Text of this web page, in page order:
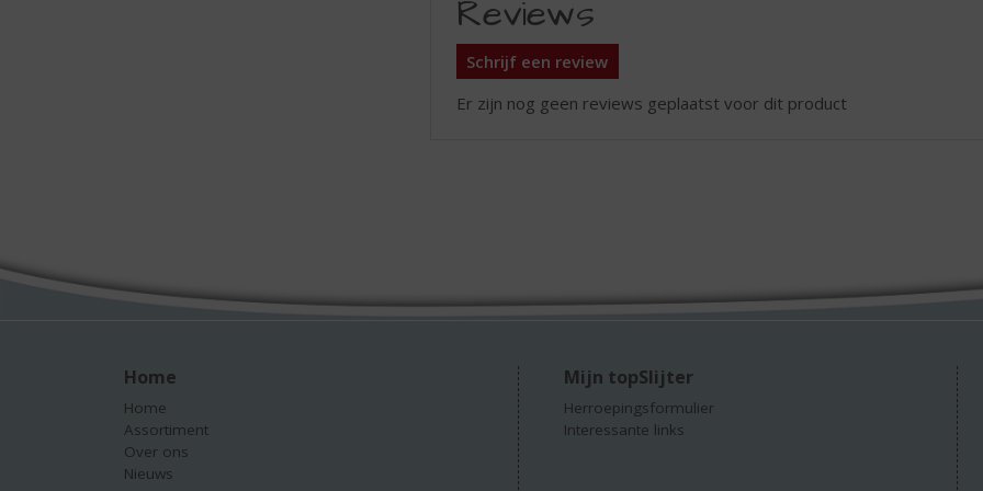
Reviews
Schrijf een review
Er zijn nog geen reviews geplaatst voor dit product
Home
Home
Assortiment
Over ons
Nieuws
Mijn topSlijter
Herroepingsformulier
Interessante links